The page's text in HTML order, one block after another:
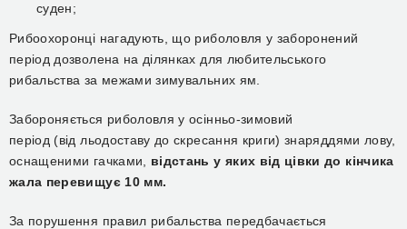
суден;
Рибоохоронці нагадують, що риболовля у заборонений
період дозволена на ділянках для любительського
рибальства за межами зимувальних ям.
Забороняється риболовля у осінньо-зимовий
період (від льодоставу до скресання криги) знаряддями лову,
оснащеними гачками, відстань у яких від цівки до кінчика
жала перевищує 10 мм.
За порушення правил рибальства передбачається